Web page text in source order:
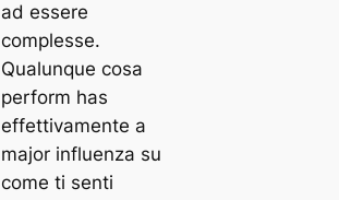
ad essere
complesse.
Qualunque cosa
perform has
effettivamente a
major influenza su
come ti senti